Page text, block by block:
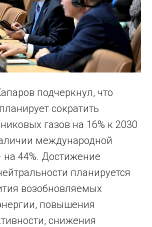
подчеркнул, что
сократить
газов на 16% к 2030
международной
44%. Достижение
планируется
возобновляемых
повышения
снижения